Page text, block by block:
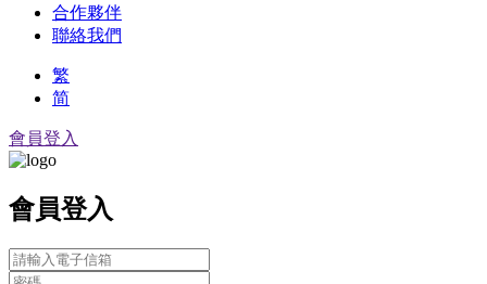
合作夥伴
聯絡我們
繁
简
會員登入
會員登入